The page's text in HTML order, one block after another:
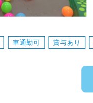
車通勤可 賞与あり